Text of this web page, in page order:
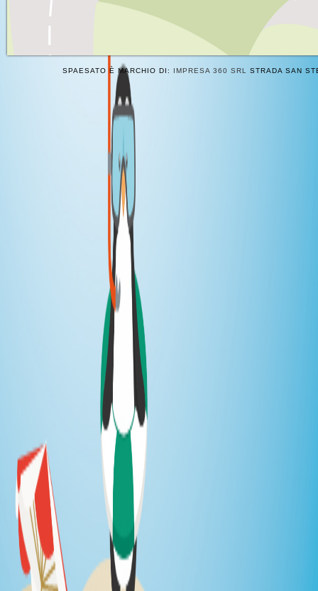
SPAESATO È MARCHIO DI: IMPRESA 360 SRL STRADA SAN